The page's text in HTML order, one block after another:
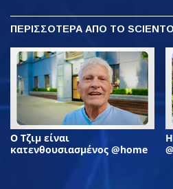
ΠΕΡΙΣΣΟΤΕΡΑ ΑΠΟ ΤΟ
Ο Τζιμ είναι
κατενθουσιασμένος @home